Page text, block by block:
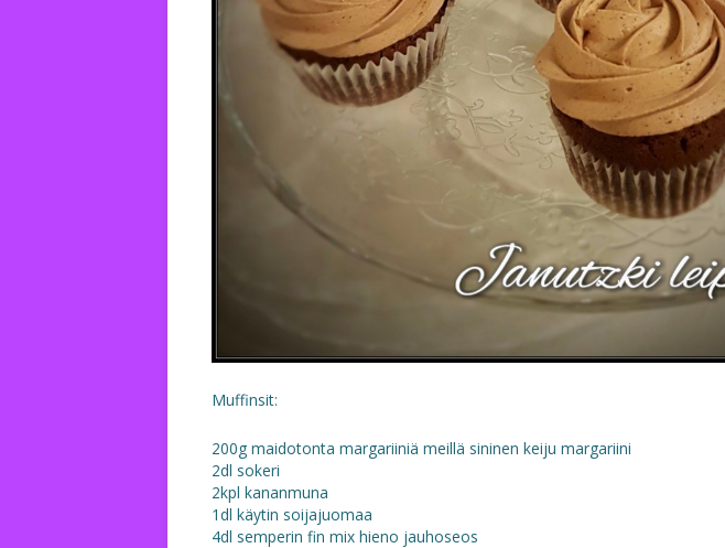
Muffinsit:
200g maidotonta margariiniä meillä sininen keiju margariini
2dl sokeri
2kpl kananmuna
1dl käytin soijajuomaa
4dl semperin fin mix hieno jauhoseos